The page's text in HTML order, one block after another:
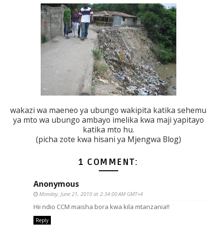
wakazi wa maeneo ya ubungo wakipita katika sehemu
ya mto wa ubungo ambayo imelika kwa maji yapitayo
katika mto hu.
(picha zote kwa hisani ya Mjengwa Blog)
1 COMMENT:
Anonymous
Monday, June 21, 2010 at 2:34:00 AM GMT+4
Hii ndio CCM maisha bora kwa kila mtanzania!!
Reply